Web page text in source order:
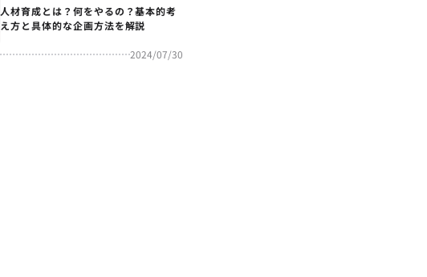
人材育成とは？何をやるの？基本的考
え方と具体的な企画方法を解説
2024/07/30